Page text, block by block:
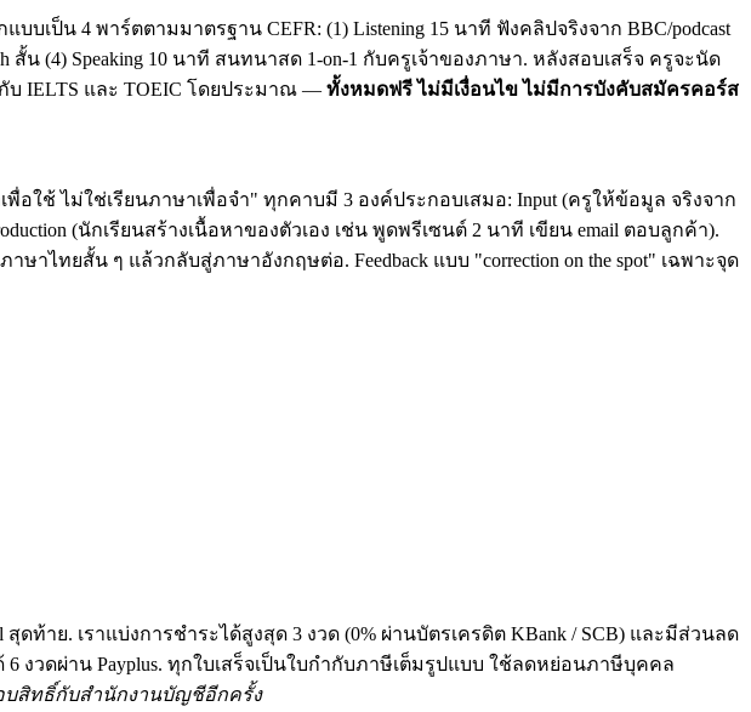
เป็น 4 พาร์ตตามมาตรฐาน CEFR: (1) Listening 15 นาที ฟังคลิปจริงจาก BBC/podcast
สั้น (4) Speaking 10 นาที สนทนาสด 1-on-1 กับครูเจ้าของภาษา. หลังสอบเสร็จ ครูจะนัด
IELTS และ TOEIC โดยประมาณ — ทั้งหมดฟรี ไม่มีเงื่อนไข ไม่มีการบังคับสมัครคอร์ส
าเพื่อใช้ ไม่ใช่เรียนภาษาเพื่อจำ" ทุกคาบมี 3 องค์ประกอบเสมอ: Input (ครูให้ข้อมูล จริงจาก
(นักเรียนสร้างเนื้อหาของตัวเอง เช่น พูดพรีเซนต์ 2 นาที เขียน email ตอบลูกค้า).
ไทยสั้น ๆ แล้วกลับสู่ภาษาอังกฤษต่อ. Feedback แบบ "correction on the spot" เฉพาะจุด
าย. เราแบ่งการชำระได้สูงสุด 3 งวด (0% ผ่านบัตรเครดิต KBank / SCB) และมีส่วนลด
6 งวดผ่าน Payplus. ทุกใบเสร็จเป็นใบกำกับภาษีเต็มรูปแบบ ใช้ลดหย่อนภาษีบุคคล
บสิทธิ์กับสำนักงานบัญชีอีกครั้ง